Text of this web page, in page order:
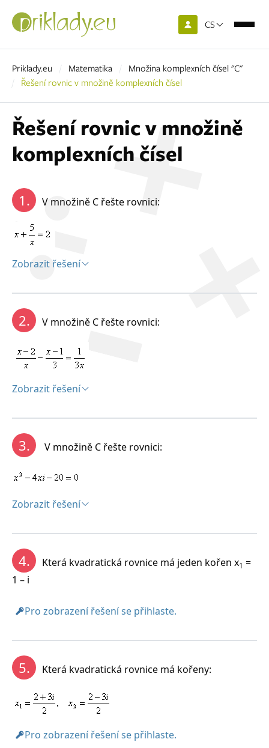
CS
Priklady.eu Matematika
Množina komplexních čísel "C"
Řešení rovnic v množině komplexních čísel
Řešení rovnic v množině
komplexních čísel
1. V množině C řešte rovnici:
Zobrazit řešení
2. V množině C řešte rovnici:
Zobrazit řešení
3. V množině C řešte rovnici:
Zobrazit řešení
4. Která kvadratická rovnice má jeden kořen x1 =
1 – i
Pro zobrazení řešení se přihlaste.
5. Která kvadratická rovnice má kořeny:
Pro zobrazení řešení se přihlaste.